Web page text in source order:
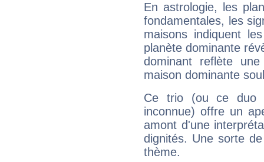
En astrologie, les
fondamentales, les
maisons indiquent
planète dominante
dominant reflète
maison dominante
Ce trio (ou ce duo
inconnue) offre un
amont d'une
dignités. Une sorte
thème.